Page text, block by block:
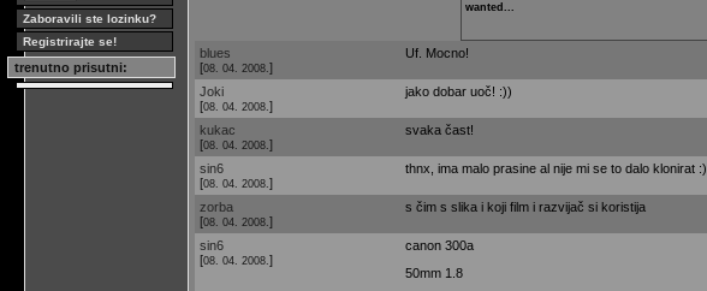
Zaboravili ste lozinku?
Registrirajte se!
trenutno prisutni:
wanted...
blues
[08. 04. 2008. ]
Uf. Mocno!
Joki
[08. 04. 2008. ]
jako dobar uoč! :))
kukac
[08. 04. 2008. ]
svaka čast!
sin6
[08. 04. 2008. ]
thnx, ima malo prasine al nije mi se to dalo klonirat :)
zorba
[08. 04. 2008. ]
s čim s slika i koji film i razvijač si koristija
sin6
[08. 04. 2008. ]
canon 300a
50mm 1.8